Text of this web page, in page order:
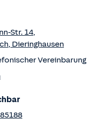
Str. 14,
, Dieringhausen
Vereinbarung